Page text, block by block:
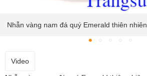
Nhẫn vàng nam đá quý Emerald thiên nhiên
Video